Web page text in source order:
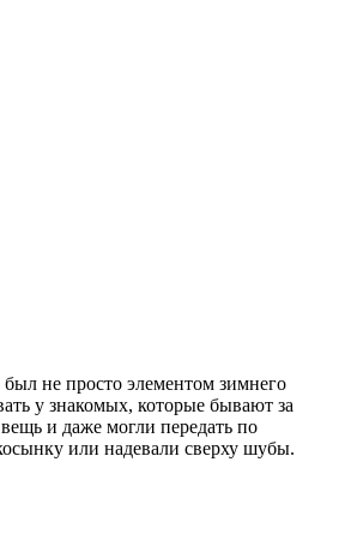
не просто элементом зимнего
у знакомых, которые бывают за
и даже могли передать по
или надевали сверху шубы.